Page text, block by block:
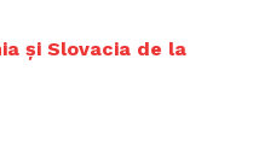
și Slovacia de la